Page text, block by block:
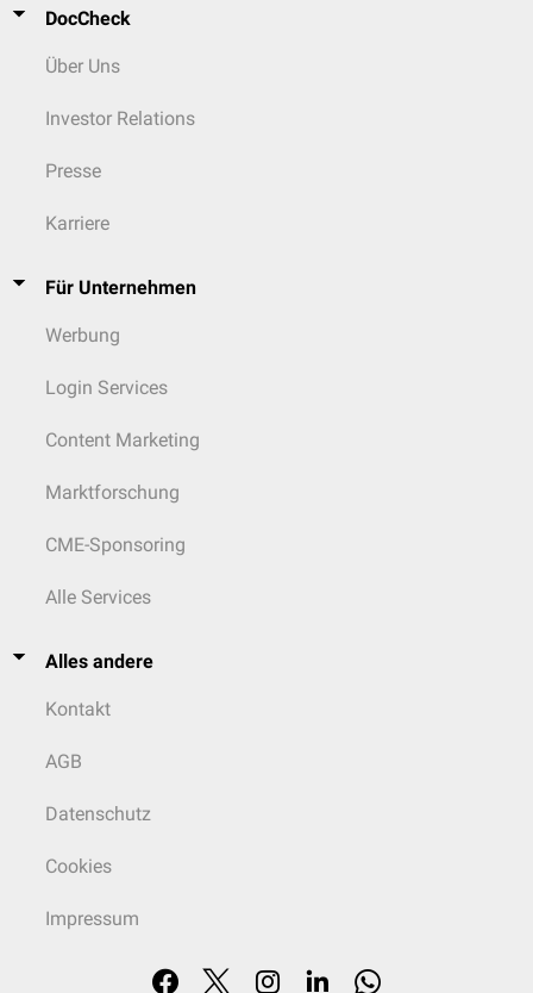
DocCheck
Über Uns
Investor Relations
Presse
Karriere
Für Unternehmen
Werbung
Login Services
Content Marketing
Marktforschung
CME-Sponsoring
Alle Services
Alles andere
Kontakt
AGB
Datenschutz
Cookies
Impressum